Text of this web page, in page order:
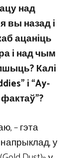
над
вы назад і
ацаніць
і над чым
Калі
і “Ay-
– гэта
напрыклад, у